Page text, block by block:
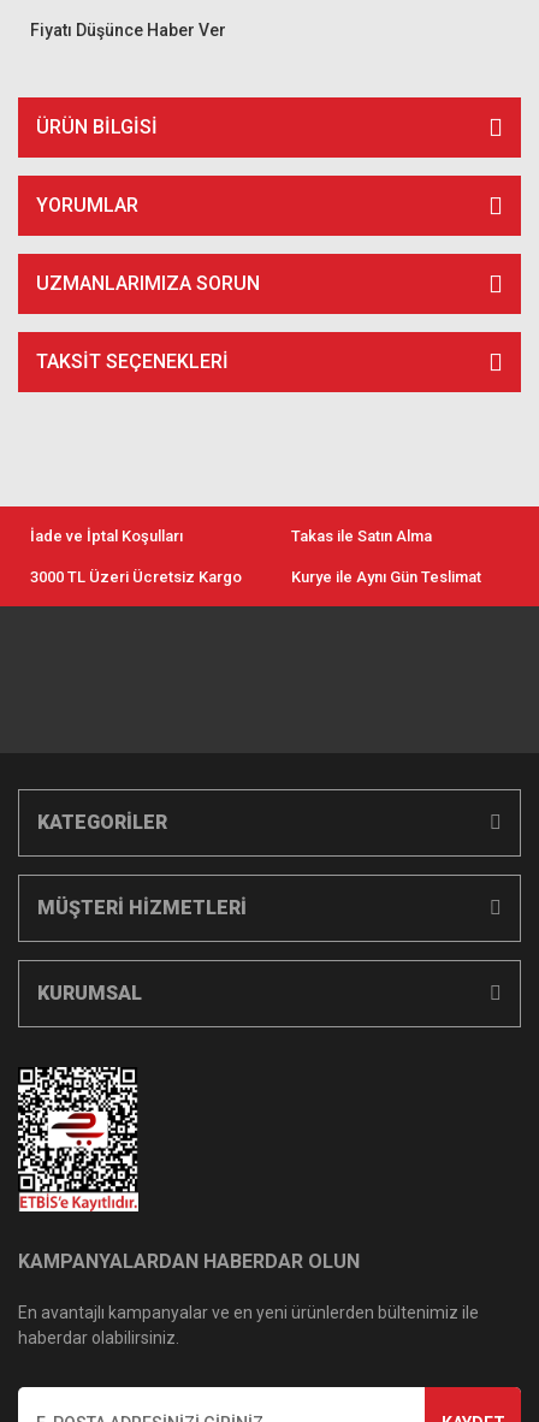
Fiyatı Düşünce Haber Ver
ÜRÜN BILGISI
YORUMLAR
UZMANLARIMIZA SORUN
TAKSIT SEÇENEKLERI
İade ve İptal Koşulları Takas ile Satın Alma
3000 TL Üzeri Ücretsiz Kargo Kurye ile Aynı Gün Teslimat
KATEGORİLER
MÜŞTERİ HİZMETLERİ
KURUMSAL
KAMPANYALARDAN HABERDAR OLUN
En avantajlı kampanyalar ve en yeni ürünlerden bültenimiz ile
haberdar olabilirsiniz.